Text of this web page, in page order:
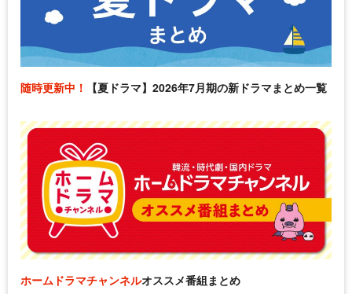
随時更新中！ 【夏ドラマ】2026年7月期の新ドラマまとめ一覧
ホームドラマチャンネルオススメ番組まとめ